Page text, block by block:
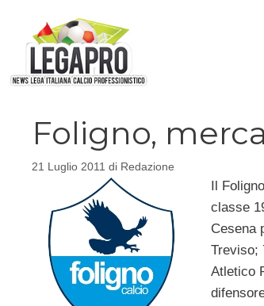
contenuto
Foligno,
21 Luglio 2011 di Redazione
Il
classe
Cesena
Treviso;
Atletico